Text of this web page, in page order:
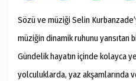
Sözü ve müziği Selin
müziğin dinamik ruhunu yansıtan
Gündelik hayatın içinde kolayca
yolculuklarda, yaz akşamlarında